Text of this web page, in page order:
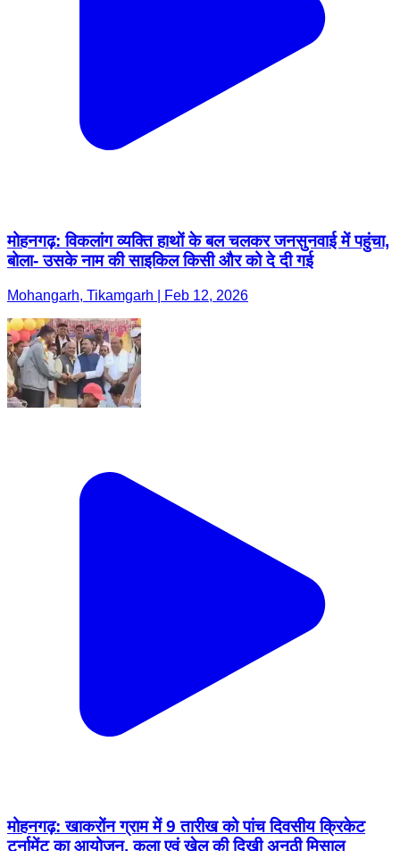
मोहनगढ़: विकलांग व्यक्ति हाथों के बल चलकर जनसुनवाई में पहुंचा,
बोला- उसके नाम की साइकिल किसी और को दे दी गई
Mohangarh, Tikamgarh | Feb 12, 2026
मोहनगढ़: खाकरोंन ग्राम में 9 तारीख को पांच दिवसीय क्रिकेट
टूर्नामेंट का आयोजन, कला एवं खेल की दिखी अनूठी मिसाल